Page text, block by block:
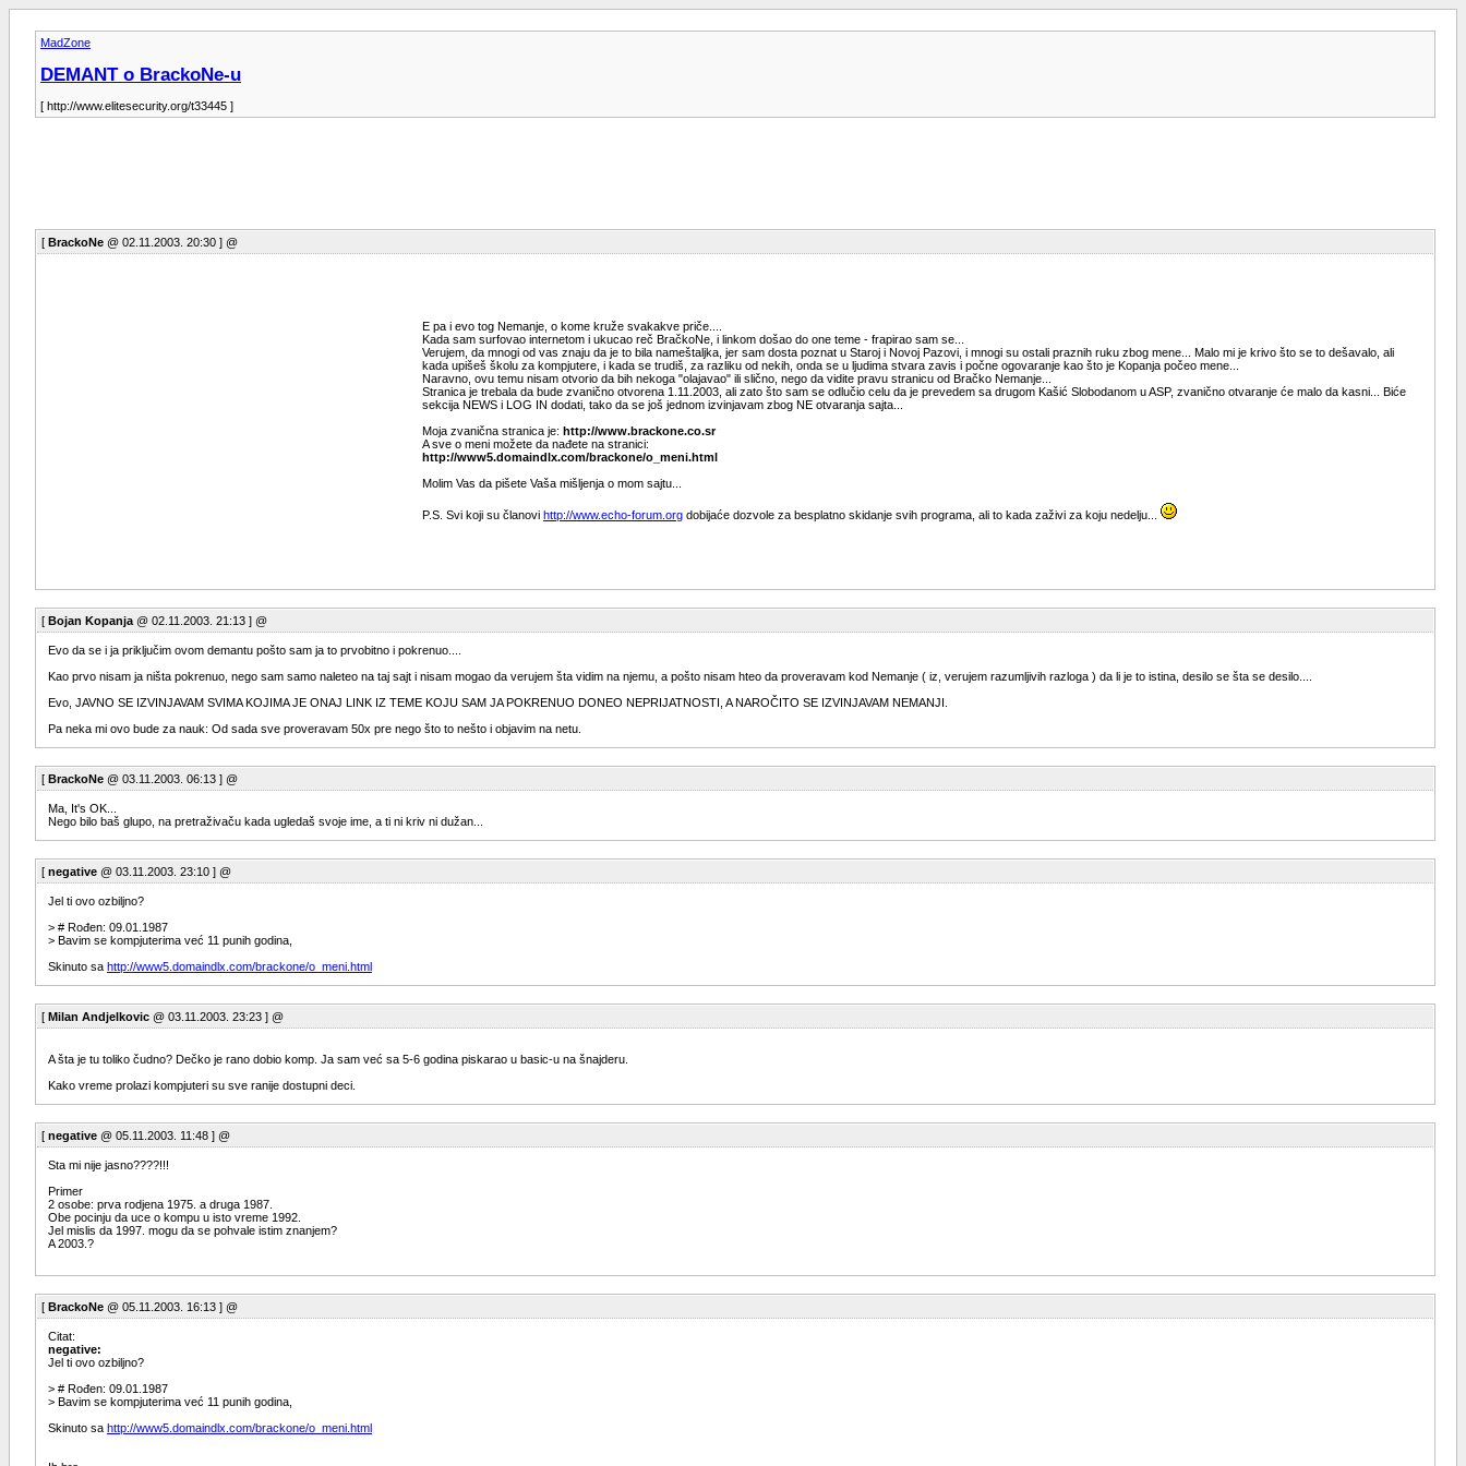
MadZone
DEMANT o BrackoNe-u
[ http://www.elitesecurity.org/t33445 ]
[ BrackoNe @ 02.11.2003. 20:30 ] @
E pa i evo tog Nemanje, o kome kruže svakakve priče....
Kada sam surfovao internetom i ukucao reč BračkoNe, i linkom došao do one teme - frapirao sam se...
Verujem, da mnogi od vas znaju da je to bila nameštaljka, jer sam dosta poznat u Staroj i Novoj Pazovi, i mnogi su ostali praznih ruku zbog mene... Malo mi je krivo što se to dešavalo, ali
kada upišeš školu za kompjutere, i kada se trudiš, za razliku od nekih, onda se u ljudima stvara zavis i počne ogovaranje kao što je Kopanja počeo mene...
Naravno, ovu temu nisam otvorio da bih nekoga "olajavao" ili slično, nego da vidite pravu stranicu od Bračko Nemanje...
Stranica je trebala da bude zvanično otvorena 1.11.2003, ali zato što sam se odlučio celu da je prevedem sa drugom Kašić Slobodanom u ASP, zvanično otvaranje će malo da kasni... Biće
sekcija NEWS i LOG IN dodati, tako da se još jednom izvinjavam zbog NE otvaranja sajta...
Moja zvanična stranica je: http://www.brackone.co.sr
A sve o meni možete da nađete na stranici:
http://www5.domaindlx.com/brackone/o_meni.html
Molim Vas da pišete Vaša mišljenja o mom sajtu...
P.S. Svi koji su članovi http://www.echo-forum.org dobijaće dozvole za besplatno skidanje svih programa, ali to kada zaživi za koju nedelju...
[ Bojan Kopanja @ 02.11.2003. 21:13 ] @
Evo da se i ja priključim ovom demantu pošto sam ja to prvobitno i pokrenuo....
Kao prvo nisam ja ništa pokrenuo, nego sam samo naleteo na taj sajt i nisam mogao da verujem šta vidim na njemu, a pošto nisam hteo da proveravam kod Nemanje ( iz, verujem razumljivih razloga ) da li je to istina, desilo se šta se desilo....
Evo, JAVNO SE IZVINJAVAM SVIMA KOJIMA JE ONAJ LINK IZ TEME KOJU SAM JA POKRENUO DONEO NEPRIJATNOSTI, A NAROČITO SE IZVINJAVAM NEMANJI.
Pa neka mi ovo bude za nauk: Od sada sve proveravam 50x pre nego što to nešto i objavim na netu.
[ BrackoNe @ 03.11.2003. 06:13 ] @
Ma, It's OK...
Nego bilo baš glupo, na pretraživaču kada ugledaš svoje ime, a ti ni kriv ni dužan...
[ negative @ 03.11.2003. 23:10 ] @
Jel ti ovo ozbiljno?
> # Rođen: 09.01.1987
> Bavim se kompjuterima već 11 punih godina,
Skinuto sa http://www5.domaindlx.com/brackone/o_meni.html
[ Milan Andjelkovic @ 03.11.2003. 23:23 ] @
A šta je tu toliko čudno? Dečko je rano dobio komp. Ja sam već sa 5-6 godina piskarao u basic-u na šnajderu.
Kako vreme prolazi kompjuteri su sve ranije dostupni deci.
[ negative @ 05.11.2003. 11:48 ] @
Sta mi nije jasno????!!!
Primer
2 osobe: prva rodjena 1975. a druga 1987.
Obe pocinju da uce o kompu u isto vreme 1992.
Jel mislis da 1997. mogu da se pohvale istim znanjem?
A 2003.?
[ BrackoNe @ 05.11.2003. 16:13 ] @
Citat:
negative:
Jel ti ovo ozbiljno?
> # Rođen: 09.01.1987
> Bavim se kompjuterima već 11 punih godina,
Skinuto sa http://www5.domaindlx.com/brackone/o_meni.html